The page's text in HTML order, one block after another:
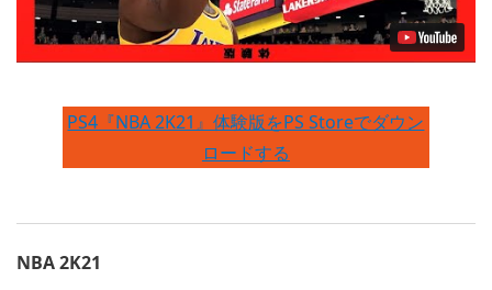
PS4『NBA 2K21』体験版をPS Storeでダウン
ロードする
NBA 2K21